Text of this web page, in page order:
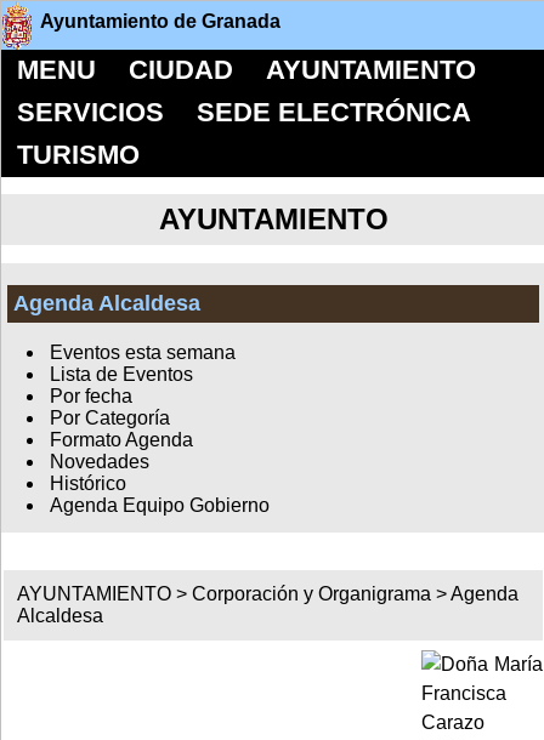
Ayuntamiento de Granada
MENU CIUDAD
AYUNTAMIENTO
SERVICIOS
SEDE ELECTRÓNICA
TURISMO
AYUNTAMIENTO
Agenda Alcaldesa
Eventos esta semana
Lista de Eventos
Por fecha
Por Categoría
Formato Agenda
Novedades
Histórico
Agenda Equipo Gobierno
AYUNTAMIENTO >Corporación y Organigrama >Agenda
Alcaldesa